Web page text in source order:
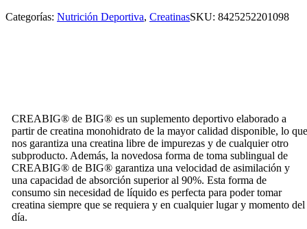
Categorías: Nutrición Deportiva, CreatinasSKU: 8425252201098
CREABIG® de BIG® es un suplemento deportivo elaborado a
partir de creatina monohidrato de la mayor calidad disponible, lo que
nos garantiza una creatina libre de impurezas y de cualquier otro
subproducto. Además, la novedosa forma de toma sublingual de
CREABIG® de BIG® garantiza una velocidad de asimilación y
una capacidad de absorción superior al 90%. Esta forma de
consumo sin necesidad de líquido es perfecta para poder tomar
creatina siempre que se requiera y en cualquier lugar y momento del
día.